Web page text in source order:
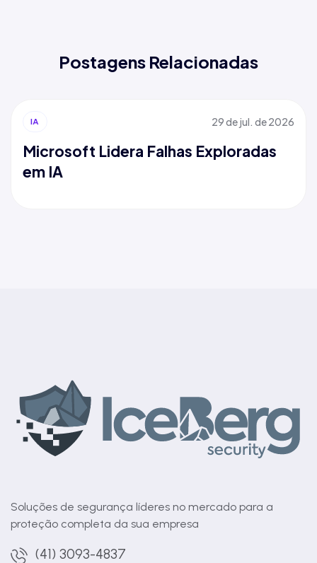
Postagens Relacionadas
IA 29 de jul. de 2026
Microsoft Lidera Falhas Exploradas
em IA
Soluções de segurança líderes no mercado para a
proteção completa da sua empresa
(41) 3093-4837